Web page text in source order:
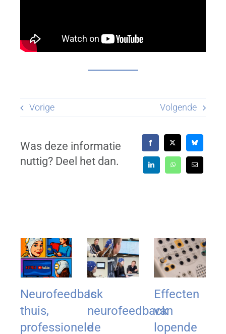
Vorige Volgende
Was deze informatie
nuttig? Deel het dan.
Neurofeedback
thuis,
professionele
Is
neurofeedback
de
Effecten
van
lopende